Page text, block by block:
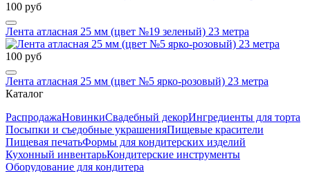
100 руб
Лента атласная 25 мм (цвет №19 зеленый) 23 метра
100 руб
Лента атласная 25 мм (цвет №5 ярко-розовый) 23 метра
Каталог
РаспродажаНовинкиСвадебный декорИнгредиенты для торта
Посыпки и съедобные украшенияПищевые красители
Пищевая печатьФормы для кондитерских изделий
Кухонный инвентарьКондитерские инструменты
Оборудование для кондитера